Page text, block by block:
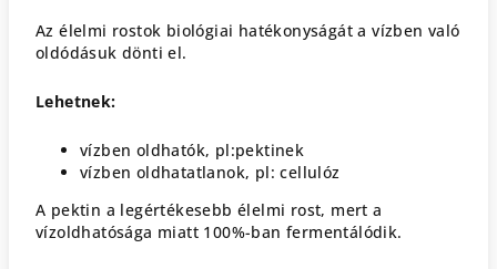
Az élelmi rostok biológiai hatékonyságát a vízben való
oldódásuk dönti el.
Lehetnek:
vízben oldhatók, pl:pektinek
vízben oldhatatlanok, pl: cellulóz
A pektin a legértékesebb élelmi rost, mert a
vízoldhatósága miatt 100%-ban fermentálódik.